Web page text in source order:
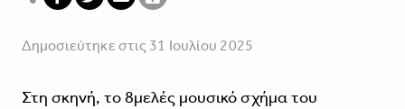
Δημοσιεύτηκε στις 31 Ιουλίου 2025
Στη σκηνή, το 8μελές μουσικό σχήμα του